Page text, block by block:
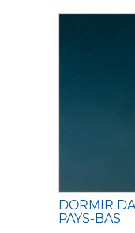
DORMIR
PAYS-BAS